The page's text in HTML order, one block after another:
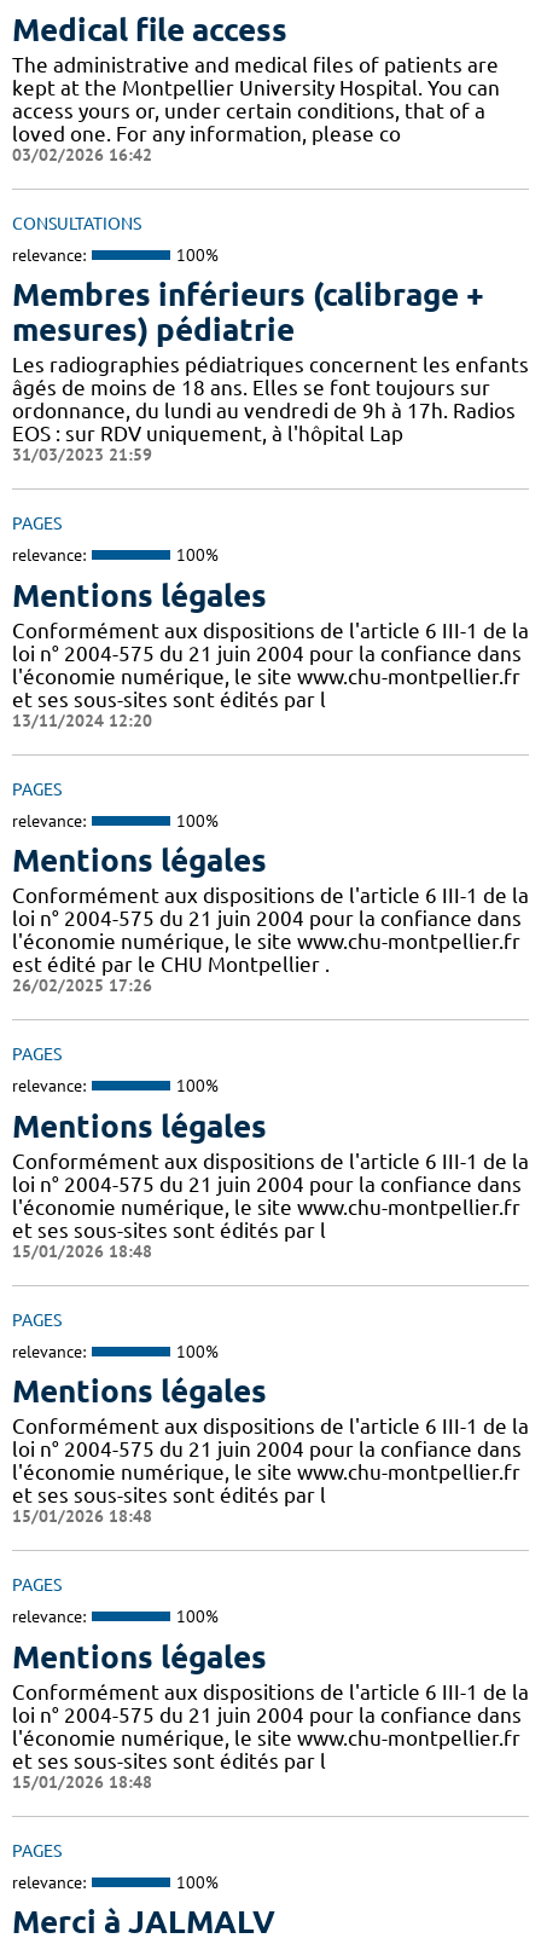
Medical file access
The administrative and medical files of patients are
kept at the Montpellier University Hospital. You can
access yours or, under certain conditions, that of a
loved one. For any information, please co
03/02/2026 16:42
CONSULTATIONS
relevance: 100%
Membres inférieurs (calibrage +
mesures) pédiatrie
Les radiographies pédiatriques concernent les enfants
âgés de moins de 18 ans. Elles se font toujours sur
ordonnance, du lundi au vendredi de 9h à 17h. Radios
EOS : sur RDV uniquement, à l'hôpital Lap
31/03/2023 21:59
PAGES
relevance: 100%
Mentions légales
Conformément aux dispositions de l'article 6 III-1 de la
loi n° 2004-575 du 21 juin 2004 pour la confiance dans
l'économie numérique, le site www.chu-montpellier.fr
et ses sous-sites sont édités par l
13/11/2024 12:20
PAGES
relevance: 100%
Mentions légales
Conformément aux dispositions de l'article 6 III-1 de la
loi n° 2004-575 du 21 juin 2004 pour la confiance dans
l'économie numérique, le site www.chu-montpellier.fr
est édité par le CHU Montpellier .
26/02/2025 17:26
PAGES
relevance: 100%
Mentions légales
Conformément aux dispositions de l'article 6 III-1 de la
loi n° 2004-575 du 21 juin 2004 pour la confiance dans
l'économie numérique, le site www.chu-montpellier.fr
et ses sous-sites sont édités par l
15/01/2026 18:48
PAGES
relevance: 100%
Mentions légales
Conformément aux dispositions de l'article 6 III-1 de la
loi n° 2004-575 du 21 juin 2004 pour la confiance dans
l'économie numérique, le site www.chu-montpellier.fr
et ses sous-sites sont édités par l
15/01/2026 18:48
PAGES
relevance: 100%
Mentions légales
Conformément aux dispositions de l'article 6 III-1 de la
loi n° 2004-575 du 21 juin 2004 pour la confiance dans
l'économie numérique, le site www.chu-montpellier.fr
et ses sous-sites sont édités par l
15/01/2026 18:48
PAGES
relevance: 100%
Merci à JALMALV